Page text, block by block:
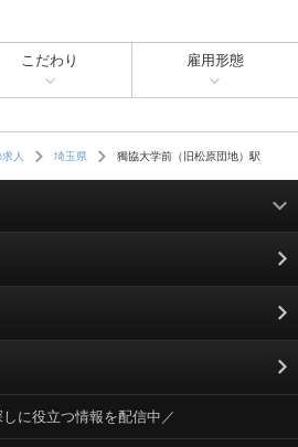
こだわり 雇用形態
人 埼玉県 獨協大学前（旧松原団地）駅
てに役立つ情報を配信中／